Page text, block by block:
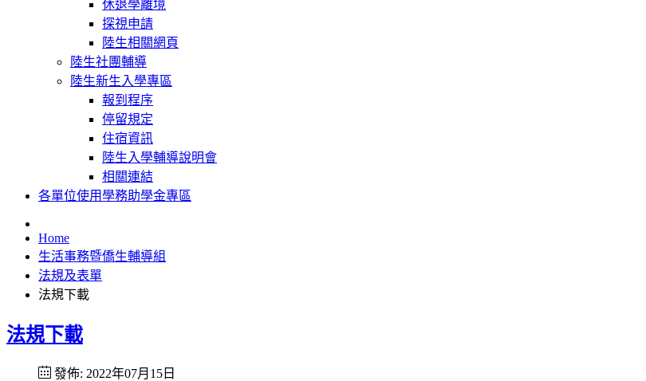
休退學離境
探視申請
陸生相關網頁
陸生社團輔導
陸生新生入學專區
報到程序
停留規定
住宿資訊
陸生入學輔導說明會
相關連結
各單位使用學務助學金專區
Home
生活事務暨僑生輔導組
法規及表單
法規下載
法規下載
發佈: 2022年07月15日